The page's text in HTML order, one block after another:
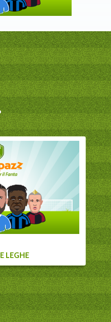
LEGHE